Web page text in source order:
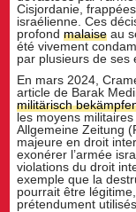
Cisjordanie,
israélienne. Ces
profondmalaise au
été vivement
par plusieurs de ses
En mars 2024,
article de Barak
militärisch
les moyens
Allgemeine Zeitung
majeure en droit
exonérer l’armée
violations du droit
exemple que la
pourrait être
prétendument